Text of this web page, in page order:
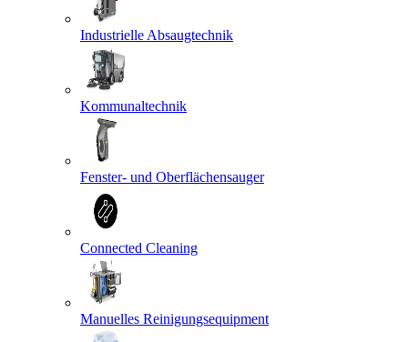
Industrielle Absaugtechnik
Kommunaltechnik
Fenster- und Oberflächensauger
Connected Cleaning
Manuelles Reinigungsequipment